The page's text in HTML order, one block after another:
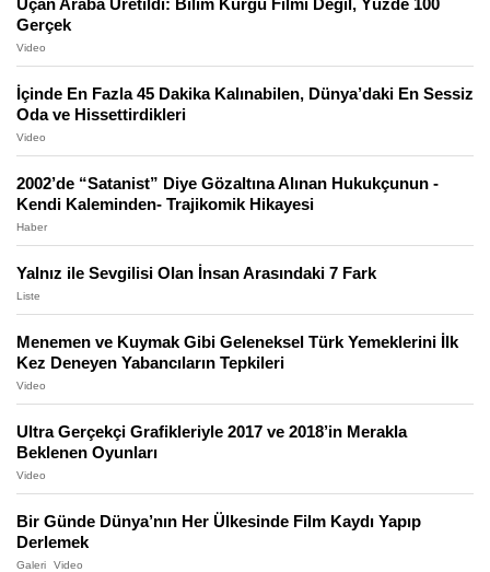
Uçan Araba Üretildi: Bilim Kurgu Filmi Değil, Yüzde 100
Gerçek
Video
İçinde En Fazla 45 Dakika Kalınabilen, Dünya’daki En Sessiz
Oda ve Hissettirdikleri
Video
2002’de “Satanist” Diye Gözaltına Alınan Hukukçunun -
Kendi Kaleminden- Trajikomik Hikayesi
Haber
Yalnız ile Sevgilisi Olan İnsan Arasındaki 7 Fark
Liste
Menemen ve Kuymak Gibi Geleneksel Türk Yemeklerini İlk
Kez Deneyen Yabancıların Tepkileri
Video
Ultra Gerçekçi Grafikleriyle 2017 ve 2018’in Merakla
Beklenen Oyunları
Video
Bir Günde Dünya’nın Her Ülkesinde Film Kaydı Yapıp
Derlemek
Galeri Video